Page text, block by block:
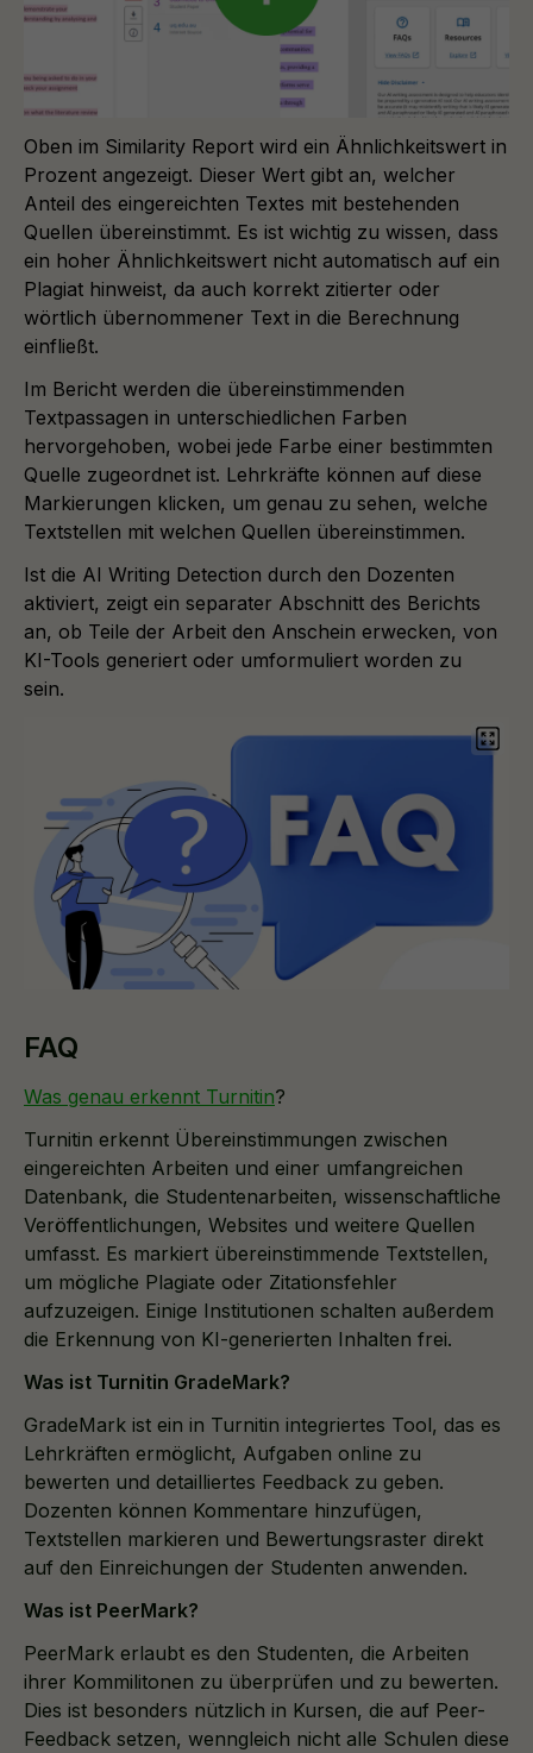
Oben im Similarity Report wird ein Ähnlichkeitswert in
Prozent angezeigt. Dieser Wert gibt an, welcher
Anteil des eingereichten Textes mit bestehenden
Quellen übereinstimmt. Es ist wichtig zu wissen, dass
ein hoher Ähnlichkeitswert nicht automatisch auf ein
Plagiat hinweist, da auch korrekt zitierter oder
wörtlich übernommener Text in die Berechnung
einfließt.
Im Bericht werden die übereinstimmenden
Textpassagen in unterschiedlichen Farben
hervorgehoben, wobei jede Farbe einer bestimmten
Quelle zugeordnet ist. Lehrkräfte können auf diese
Markierungen klicken, um genau zu sehen, welche
Textstellen mit welchen Quellen übereinstimmen.
Ist die AI Writing Detection durch den Dozenten
aktiviert, zeigt ein separater Abschnitt des Berichts
an, ob Teile der Arbeit den Anschein erwecken, von
KI-Tools generiert oder umformuliert worden zu
sein.
FAQ
Was genau erkennt Turnitin?
Turnitin erkennt Übereinstimmungen zwischen
eingereichten Arbeiten und einer umfangreichen
Datenbank, die Studentenarbeiten, wissenschaftliche
Veröffentlichungen, Websites und weitere Quellen
umfasst. Es markiert übereinstimmende Textstellen,
um mögliche Plagiate oder Zitationsfehler
aufzuzeigen. Einige Institutionen schalten außerdem
die Erkennung von KI-generierten Inhalten frei.
Was ist Turnitin GradeMark?
GradeMark ist ein in Turnitin integriertes Tool, das es
Lehrkräften ermöglicht, Aufgaben online zu
bewerten und detailliertes Feedback zu geben.
Dozenten können Kommentare hinzufügen,
Textstellen markieren und Bewertungsraster direkt
auf den Einreichungen der Studenten anwenden.
Was ist PeerMark?
PeerMark erlaubt es den Studenten, die Arbeiten
ihrer Kommilitonen zu überprüfen und zu bewerten.
Dies ist besonders nützlich in Kursen, die auf Peer-
Feedback setzen, wenngleich nicht alle Schulen diese